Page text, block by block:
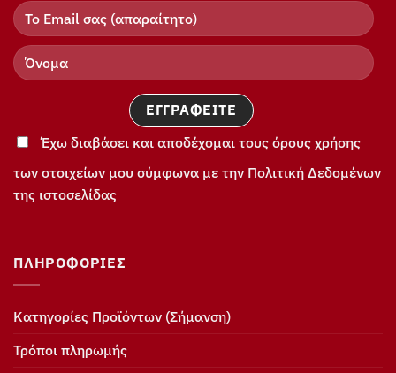
Έχω διαβάσει και αποδέχομαι τους όρους χρήσης
των στοιχείων μου σύμφωνα με την Πολιτική Δεδομένων
της ιστοσελίδας
ΠΛΗΡΟΦΟΡΊΕΣ
Κατηγορίες Προϊόντων (Σήμανση)
Τρόποι πληρωμής